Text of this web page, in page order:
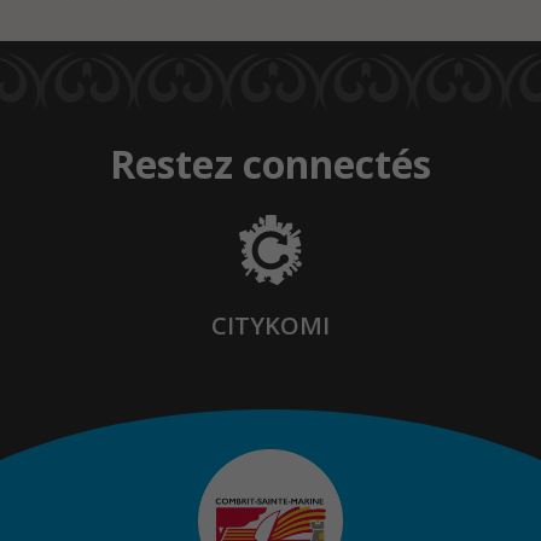
Restez connectés
CITYKOMI